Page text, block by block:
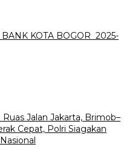
KOTA BOGOR 2025-
Jalan Jakarta, Brimob–
Cepat, Polri Siagakan